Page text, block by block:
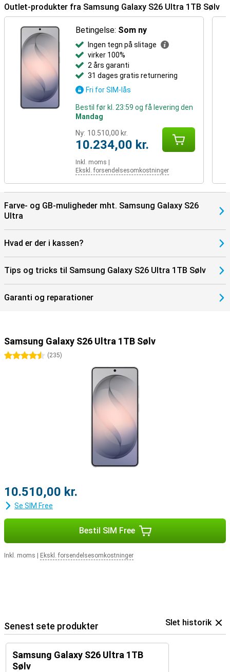
Samsungs økosystem
Takket være Galaxy Ecosystem kan alle dine Galaxy-enheder
koordineres optimalt. Brug f.eks. din Samsung Galaxy S26 Ultra
sammen med Galaxy Watch 8 eller Samsung Galaxy Watch Ultra for
at få optimal indsigt i dine sundheds- og sportsdata. Eller par din
nye enhed med Samsung Galaxy Buds 4 eller Samsung Galaxy Buds
4 (Pro). På den måde får du besked, når du modtager et opkald, og
du kan svare med et enkelt tryk på dine ørepropper.
Oplev mere med Galaxy S26-serien
Er du nysgerrig på de andre modeller i Samsung Galaxy S26-serien?
Tjek Samsung Galaxy S26 ud
Outlet-produkter fra Samsung Galaxy S26 Ultra 1TB Sølv
Betingelse: Som ny
Ingen tegn på slitage
virker 100%
2 års garanti
31 dages gratis returnering
Fri for SIM-lås
Bestil før kl. 23:59 og få levering den
Mandag
Ny: 10.510,00 kr.
10.234,00 kr.
Inkl. moms
Ekskl. forsendelsesomkostninger
Farve- og GB-muligheder mht. Samsung Galaxy S26
Ultra
Hvad er der i kassen?
Tips og tricks til Samsung Galaxy S26 Ultra 1TB Sølv
Garanti og reparationer
Samsung Galaxy S26 Ultra 1TB Sølv
4.5 stjerner
(235)
10.510,00 kr.
Se SIM Free
Bestil SIM Free
Inkl. moms Ekskl. forsendelsesomkostninger
Senest sete produkter Slet historik
Samsung Galaxy S26 Ultra 1TB
Sølv